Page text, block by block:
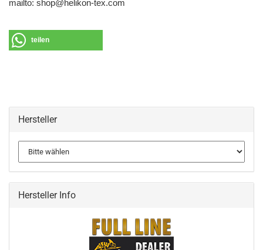
mailto: shop@helikon-tex.com
teilen
Hersteller
Hersteller Info